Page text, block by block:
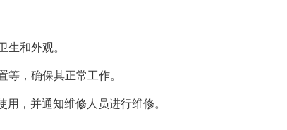
和外观。
，确保其正常工作。
，并通知维修人员进行维修。